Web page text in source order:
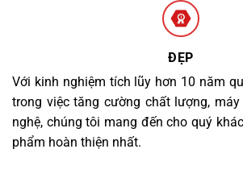
ĐẸP
Với kinh nghiệm tích lũy hơn 10 năm
trong việc tăng cường chất lượng,
nghệ, chúng tôi mang đến cho quý
phẩm hoàn thiện nhất.